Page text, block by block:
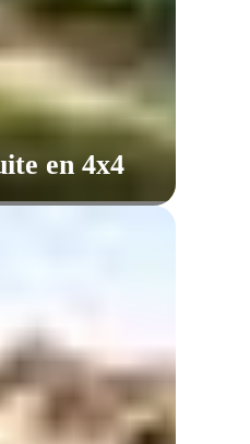
en 4x4